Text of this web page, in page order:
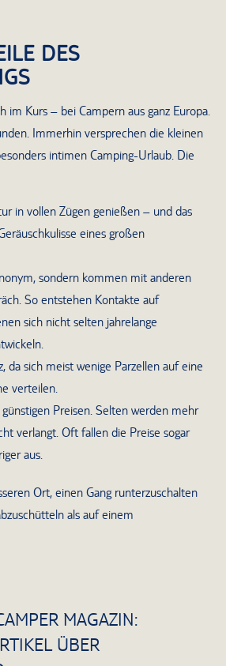
DES
im Kurs – bei Campern aus ganz Europa.
Immerhin versprechen die kleinen
intimen Camping-Urlaub. Die
in vollen Zügen genießen – und das
eines großen
sondern kommen mit anderen
So entstehen Kontakte auf
sich nicht selten jahrelange
da sich meist wenige Parzellen auf eine
verteilen.
Preisen. Selten werden mehr
verlangt. Oft fallen die Preise sogar
aus.
Ort, einen Gang runterzuschalten
als auf einem
MAGAZIN:
ÜBER